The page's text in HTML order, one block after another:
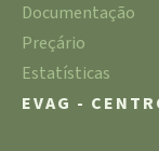
Documentação
Preçário
Estatísticas
EVAG -